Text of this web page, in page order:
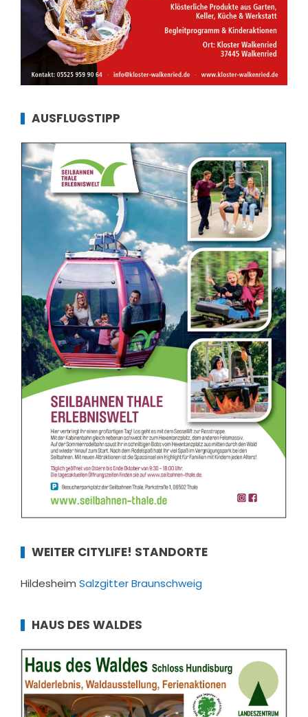
AUSFLUGSTIPP
WEITER CITYLIFE! STANDORTE
Hildesheim SalzgitterBraunschweig
HAUS DES WALDES